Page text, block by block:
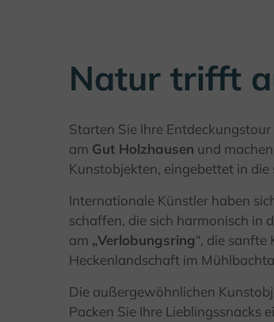
Natur trifft
Starten Sie Ihre
am Gut Holzhausen und
Kunstobjekten, eingebettet in
Internationale Künstler haben
schaffen, die sich harmonisch in
am „Verlobungsring“, die
Heckenlandschaft im
Die außergewöhnlichen
Packen Sie Ihre Lieblingssnacks